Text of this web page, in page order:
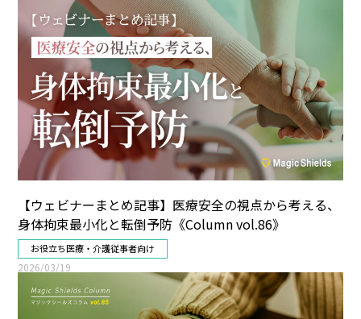
【ウェビナーまとめ記事】医療安全の視点から考える、
身体拘束最小化と転倒予防《Column vol.86》
お役立ち医療・介護従事者向け
2026/03/19